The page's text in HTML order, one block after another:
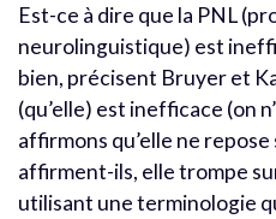
Est-ce à dire que la PNL
neurolinguistique) est
bien, précisent Bruyer et
(qu’elle) est inefficace (on
affirmons qu’elle ne
affirment-ils, elle trompe
utilisant une terminologie